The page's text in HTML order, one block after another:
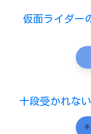
仮面ライダー
十段受かれな